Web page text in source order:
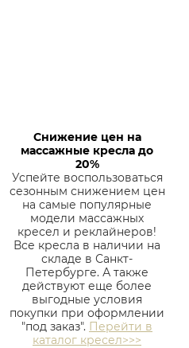
Снижение цен на
массажные кресла до
20%
Успейте воспользоваться
сезонным снижением цен
на самые популярные
модели массажных
кресел и реклайнеров!
Все кресла в наличии на
складе в Санкт-
Петербурге. А также
действуют еще более
выгодные условия
покупки при оформлении
"под заказ". Перейти в
каталог кресел>>>